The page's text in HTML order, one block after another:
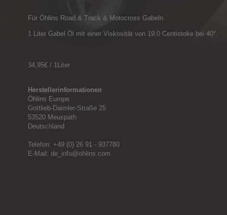
Für Öhlins Road & Track & Motocross Gabeln.
1 Liter Gabel Öl mit einer Viskosität von 19,0 Centistoke bei 40°.
34,95€ / 1Liter
Herstellerinformationen
Öhlins Europe
Gottlieb-Daimler-Straße 25
53520 Meuspath
Deutschland
Telefon: +49 (0) 26 91 - 937780
E-Mail: de_info@ohlins.com